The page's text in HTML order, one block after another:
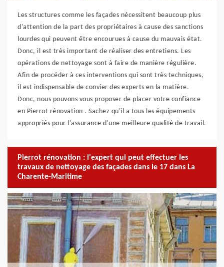
Les structures comme les façades nécessitent beaucoup plus
d'attention de la part des propriétaires à cause des sanctions
lourdes qui peuvent être encourues à cause du mauvais état.
Donc, il est très important de réaliser des entretiens. Les
opérations de nettoyage sont à faire de manière régulière.
Afin de procéder à ces interventions qui sont très techniques,
il est indispensable de convier des experts en la matière.
Donc, nous pouvons vous proposer de placer votre confiance
en Pierrot rénovation . Sachez qu'il a tous les équipements
appropriés pour l'assurance d'une meilleure qualité de travail.
Pierrot rénovation : l'expert qui peut effectuer les
travaux de nettoyage des façades dans le 17 dans La
Charente-Maritime